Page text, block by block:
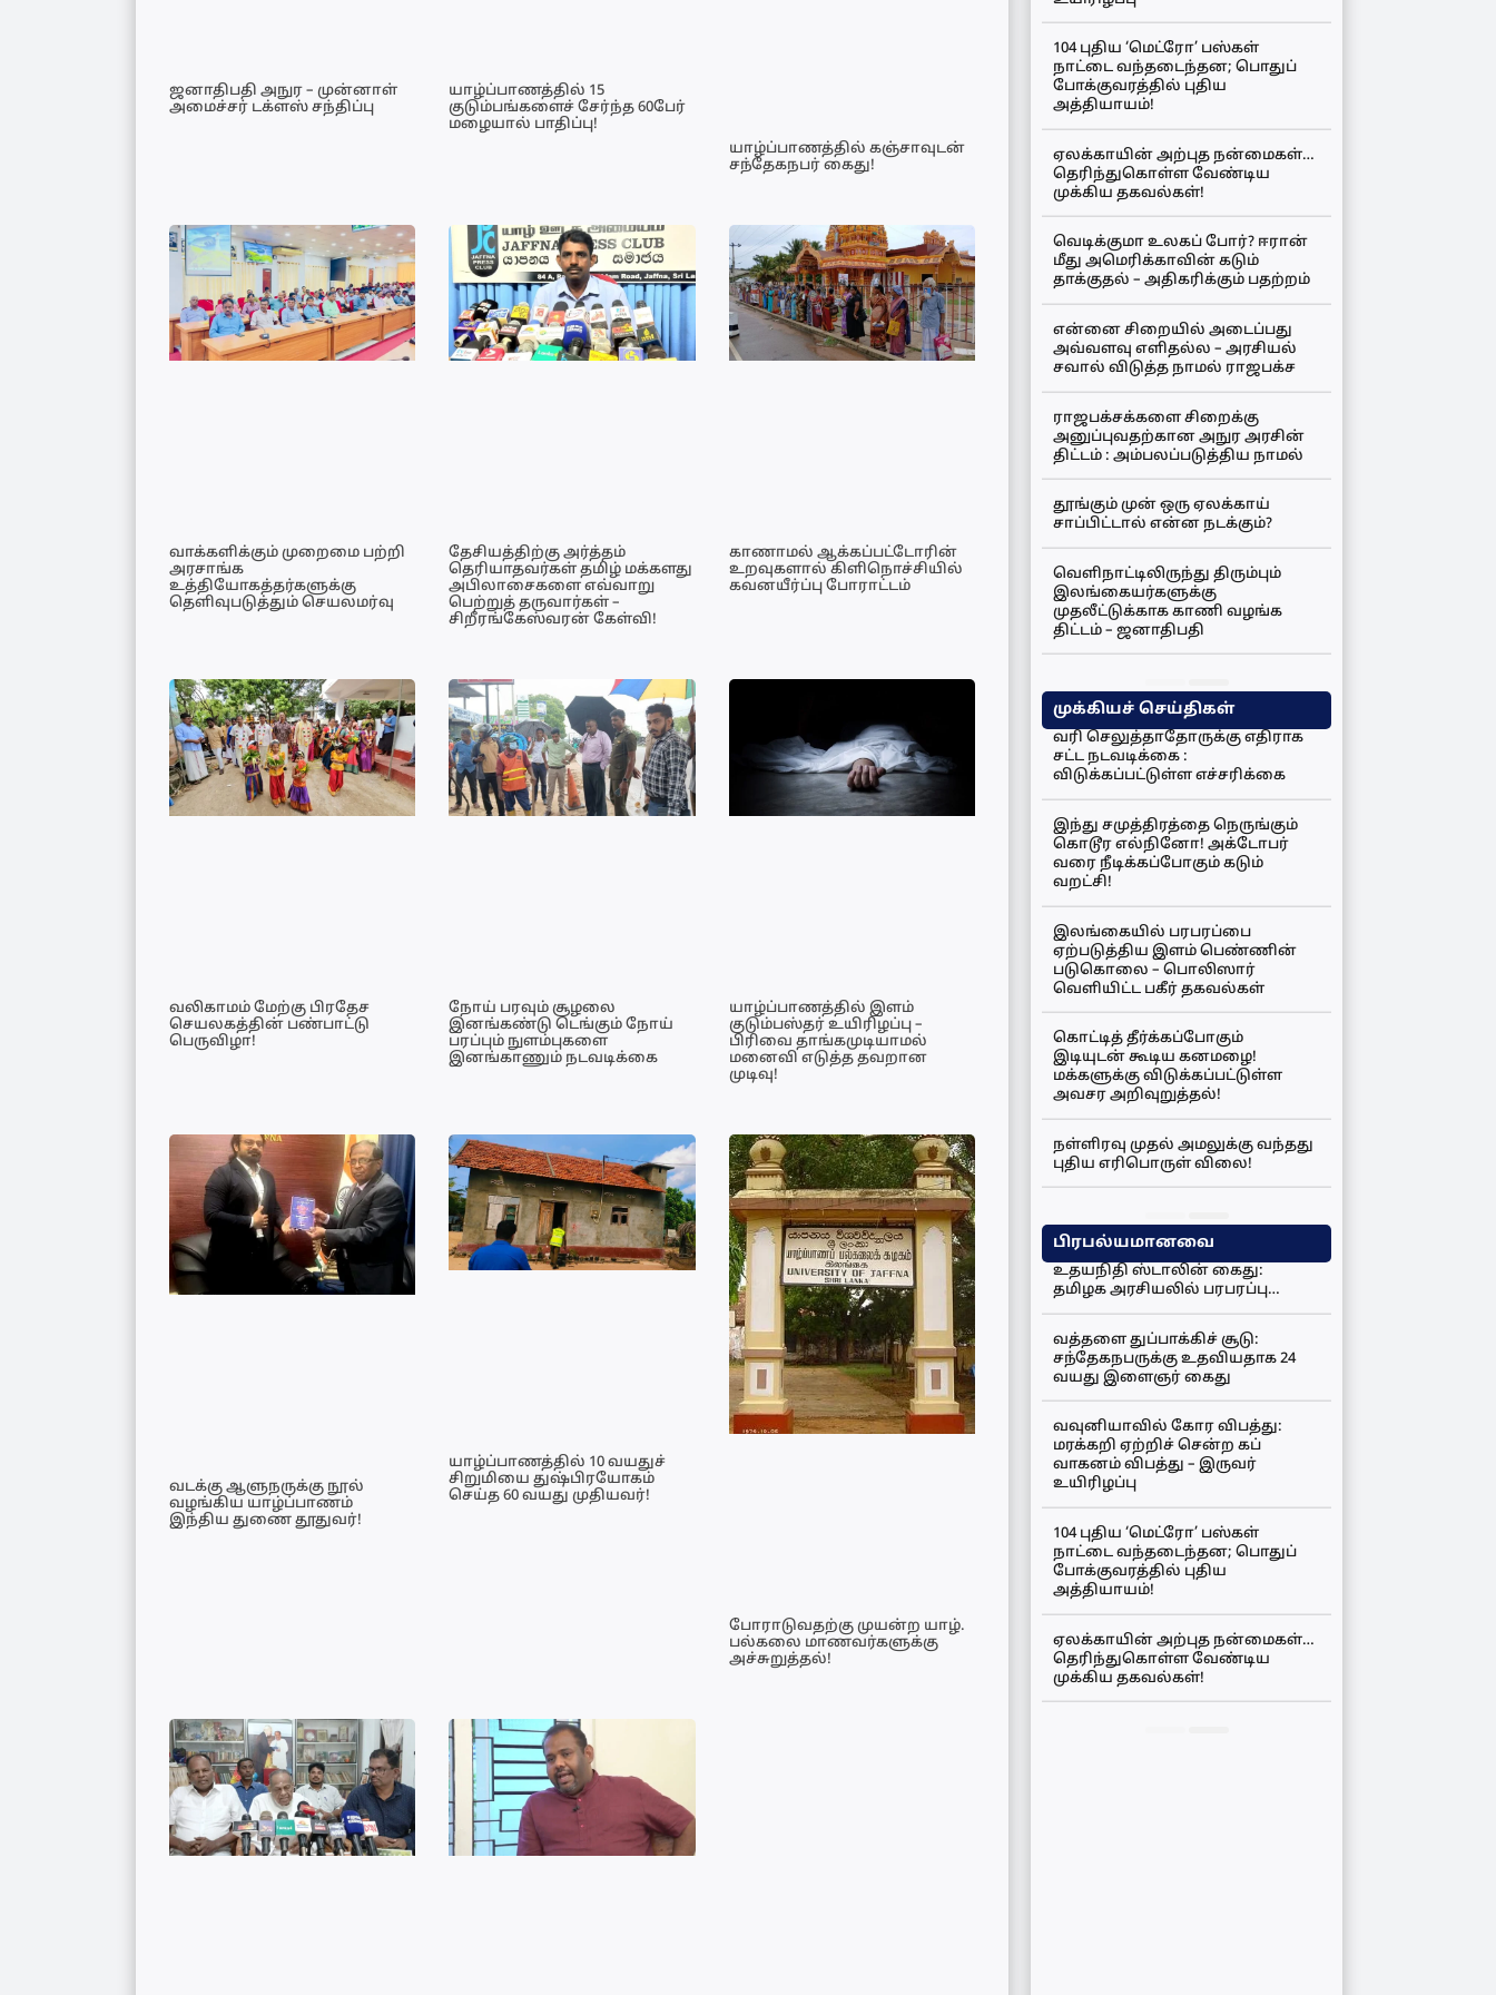
ஜனாதிபதி அநுர – முன்னாள்
அமைச்சர் டக்ளஸ் சந்திப்பு
யாழ்ப்பாணத்தில் 15
குடும்பங்களைச் சேர்ந்த 60பேர்
மழையால் பாதிப்பு!
யாழ்ப்பாணத்தில் கஞ்சாவுடன்
சந்தேகநபர் கைது!
வாக்களிக்கும் முறைமை பற்றி
அரசாங்க
உத்தியோகத்தர்களுக்கு
தெளிவுபடுத்தும் செயலமர்வு
தேசியத்திற்கு அர்த்தம்
தெரியாதவர்கள் தமிழ் மக்களது
அபிலாசைகளை எவ்வாறு
பெற்றுத் தருவார்கள் –
சிறீரங்கேஸ்வரன் கேள்வி!
காணாமல் ஆக்கப்பட்டோரின்
உறவுகளால் கிளிநொச்சியில்
கவனயீர்ப்பு போராட்டம்
வலிகாமம் மேற்கு பிரதேச
செயலகத்தின் பண்பாட்டு
பெருவிழா!
நோய் பரவும் சூழலை
இனங்கண்டு டெங்கும் நோய்
பரப்பும் நுளம்புகளை
இனங்காணும் நடவடிக்கை
யாழ்ப்பாணத்தில் இளம்
குடும்பஸ்தர் உயிரிழப்பு –
பிரிவை தாங்கமுடியாமல்
மனைவி எடுத்த தவறான
முடிவு!
வடக்கு ஆளுநருக்கு நூல்
வழங்கிய யாழ்ப்பாணம்
இந்திய துணை தூதுவர்!
யாழ்ப்பாணத்தில் 10 வயதுச்
சிறுமியை துஷ்பிரயோகம்
செய்த 60 வயது முதியவர்!
போராடுவதற்கு முயன்ற யாழ்.
பல்கலை மாணவர்களுக்கு
அச்சுறுத்தல்!
104 புதிய ‘மெட்ரோ’ பஸ்கள்
நாட்டை வந்தடைந்தன; பொதுப்
போக்குவரத்தில் புதிய
அத்தியாயம்!
ஏலக்காயின் அற்புத நன்மைகள்…
தெரிந்துகொள்ள வேண்டிய
முக்கிய தகவல்கள்!
வெடிக்குமா உலகப் போர்? ஈரான்
மீது அமெரிக்காவின் கடும்
தாக்குதல் – அதிகரிக்கும் பதற்றம்
என்னை சிறையில் அடைப்பது
அவ்வளவு எளிதல்ல – அரசியல்
சவால் விடுத்த நாமல் ராஜபக்ச
ராஜபக்சக்களை சிறைக்கு
அனுப்புவதற்கான அநுர அரசின்
திட்டம் : அம்பலப்படுத்திய நாமல்
தூங்கும் முன் ஒரு ஏலக்காய்
சாப்பிட்டால் என்ன நடக்கும்?
வெளிநாட்டிலிருந்து திரும்பும்
இலங்கையர்களுக்கு
முதலீட்டுக்காக காணி வழங்க
திட்டம் – ஜனாதிபதி
முக்கியச் செய்திகள்
வரி செலுத்தாதோருக்கு எதிராக
சட்ட நடவடிக்கை :
விடுக்கப்பட்டுள்ள எச்சரிக்கை
இந்து சமுத்திரத்தை நெருங்கும்
கொடூர எல்நினோ! அக்டோபர்
வரை நீடிக்கப்போகும் கடும்
வறட்சி!
இலங்கையில் பரபரப்பை
ஏற்படுத்திய இளம் பெண்ணின்
படுகொலை – பொலிஸார்
வெளியிட்ட பகீர் தகவல்கள்
கொட்டித் தீர்க்கப்போகும்
இடியுடன் கூடிய கனமழை!
மக்களுக்கு விடுக்கப்பட்டுள்ள
அவசர அறிவுறுத்தல்!
நள்ளிரவு முதல் அமலுக்கு வந்தது
புதிய எரிபொருள் விலை!
பிரபல்யமானவை
உதயநிதி ஸ்டாலின் கைது:
தமிழக அரசியலில் பரபரப்பு…
வத்தளை துப்பாக்கிச் சூடு:
சந்தேகநபருக்கு உதவியதாக 24
வயது இளைஞர் கைது
வவுனியாவில் கோர விபத்து:
மரக்கறி ஏற்றிச் சென்ற கப்
வாகனம் விபத்து – இருவர்
உயிரிழப்பு
104 புதிய ‘மெட்ரோ’ பஸ்கள்
நாட்டை வந்தடைந்தன; பொதுப்
போக்குவரத்தில் புதிய
அத்தியாயம்!
ஏலக்காயின் அற்புத நன்மைகள்…
தெரிந்துகொள்ள வேண்டிய
முக்கிய தகவல்கள்!